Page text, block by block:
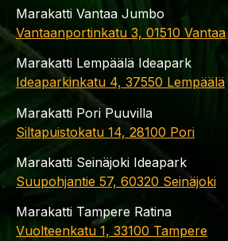
Marakatti Vantaa Jumbo
Vantaanportinkatu 3, 01510 Vantaa
Marakatti Lempäälä Ideapark
Ideaparkinkatu 4, 37550 Lempäälä
Marakatti Pori Puuvilla
Siltapuistokatu 14, 28100 Pori
Marakatti Seinäjoki Ideapark
Suupohjantie 57, 60320 Seinäjoki
Marakatti Tampere Ratina
Vuolteenkatu 1, 33100 Tampere